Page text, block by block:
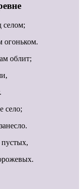
селом;
огоньком.
облит;
село;